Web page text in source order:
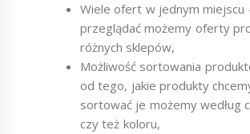
Wiele ofert w jednym miejscu
przeglądać możemy oferty
różnych sklepów,
Możliwość sortowania
od tego, jakie produkty
sortować je możemy według
czy też koloru,